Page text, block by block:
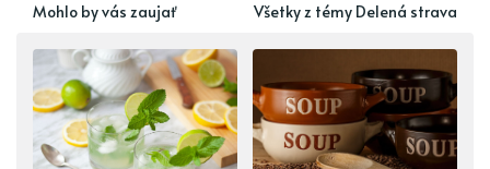
Mohlo by vás zaujať Všetky z témy Delená strava